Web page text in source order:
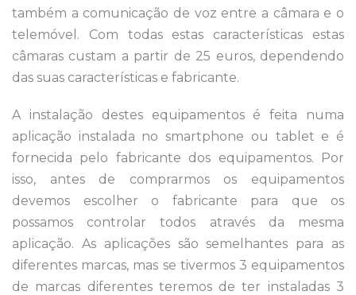
também a comunicação de voz entre a câmara e o
telemóvel. Com todas estas características estas
câmaras custam a partir de 25 euros, dependendo
das suas características e fabricante.
A instalação destes equipamentos é feita numa
aplicação instalada no smartphone ou tablet e é
fornecida pelo fabricante dos equipamentos. Por
isso, antes de comprarmos os equipamentos
devemos escolher o fabricante para que os
possamos controlar todos através da mesma
aplicação. As aplicações são semelhantes para as
diferentes marcas, mas se tivermos 3 equipamentos
de marcas diferentes teremos de ter instaladas 3